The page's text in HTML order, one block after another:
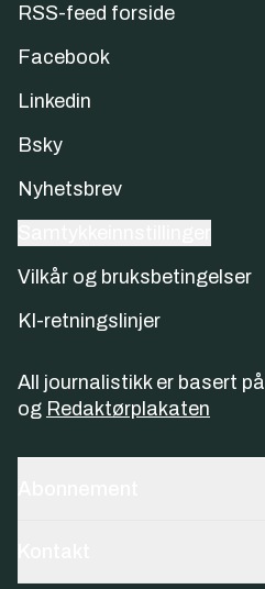
RSS-feed forside
Facebook
Linkedin
Bsky
Nyhetsbrev
Vilkår og bruksbetingelser
KI-retningslinjer
All journalistikk er basert på
og Redaktørplakaten